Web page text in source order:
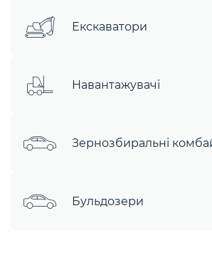
Екскаватори
Навантажувачі
Зернозбиральні
Бульдозери